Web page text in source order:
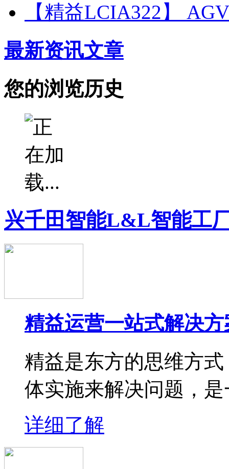
【精益LCIA322】
最新资讯文章
您的浏览历史
兴千田智能L&L智能工
精益运营一站式解决方
精益是东方的思维方
体实施来解决问题，
详细了解